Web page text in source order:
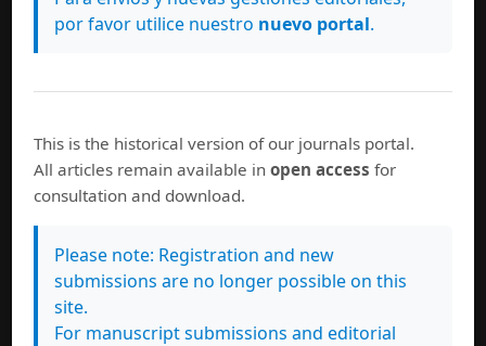
por favor utilice nuestro nuevo portal.
This is the historical version of our journals portal.
All articles remain available inopen access for
consultation and download.
Please note: Registration and new
submissions are no longer possible on this
site.
For manuscript submissions and editorial